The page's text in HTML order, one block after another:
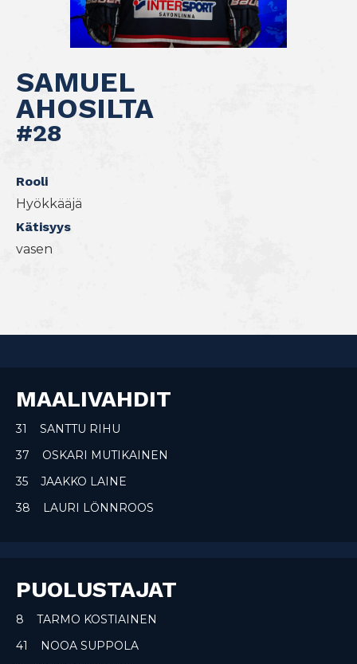
SAMUEL
AHOSILTA
#28
Rooli
Hyökkääjä
Kätisyys
vasen
MAALIVAHDIT
31 SANTTU RIHU
37 OSKARI MUTIKAINEN
35 JAAKKO LAINE
38 LAURI LÖNNROOS
PUOLUSTAJAT
8 TARMO KOSTIAINEN
41 NOOA SUPPOLA